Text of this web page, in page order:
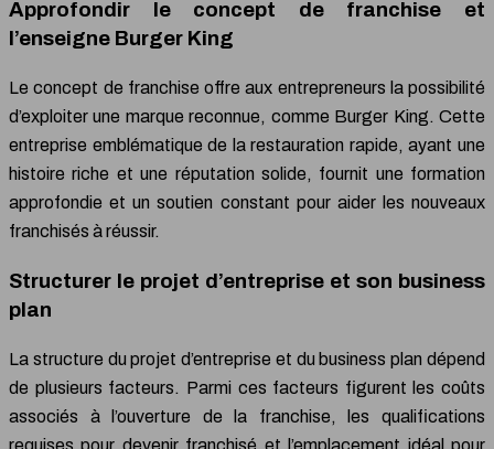
Approfondir le concept de franchise et
l’enseigne Burger King
Le concept de franchise offre aux entrepreneurs la possibilité
d’exploiter une marque reconnue, comme Burger King. Cette
entreprise emblématique de la restauration rapide, ayant une
histoire riche et une réputation solide, fournit une formation
approfondie et un soutien constant pour aider les nouveaux
franchisés à réussir.
Structurer le projet d’entreprise et son business
plan
La structure du projet d’entreprise et du business plan dépend
de plusieurs facteurs. Parmi ces facteurs figurent les coûts
associés à l’ouverture de la franchise, les qualifications
requises pour devenir franchisé et l’emplacement idéal pour